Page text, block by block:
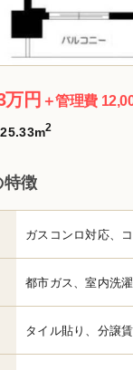
万円 ＋管理費
2
特徴
ガスコンロ対応、
都市ガス、室内洗
タイル貼り、分譲